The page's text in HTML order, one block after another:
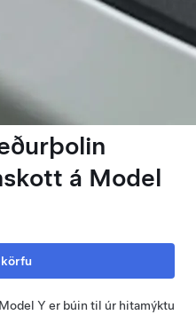
á Model
Y er búin til úr hitamýktu